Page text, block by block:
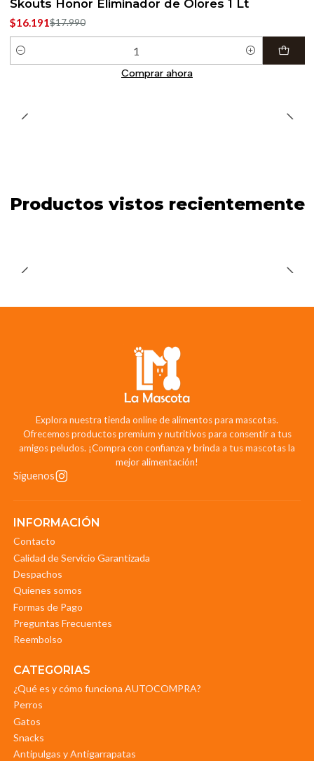
Skouts Honor Eliminador de Olores 1 Lt
$16.191$17.990
Cantidad
Comprar ahora
Productos vistos recientemente
Explora nuestra tienda online de alimentos para mascotas.
Ofrecemos productos premium y nutritivos para consentir a tus
amigos peludos. ¡Compra con confianza y brinda a tus mascotas la
mejor alimentación!
Síguenos
INFORMACIÓN
Contacto
Calidad de Servicio Garantizada
Despachos
Quienes somos
Formas de Pago
Preguntas Frecuentes
Reembolso
CATEGORIAS
¿Qué es y cómo funciona AUTOCOMPRA?
Perros
Gatos
Snacks
Antipulgas y Antigarrapatas